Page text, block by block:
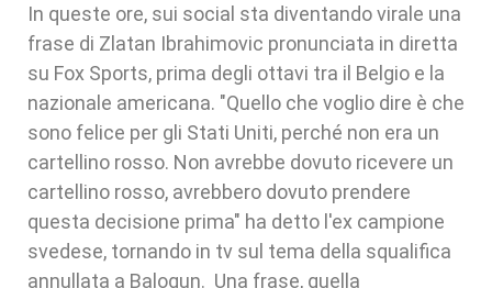
In queste ore, sui social sta diventando virale una
frase di Zlatan Ibrahimovic pronunciata in diretta
su Fox Sports, prima degli ottavi tra il Belgio e la
nazionale americana. "Quello che voglio dire è che
sono felice per gli Stati Uniti, perché non era un
cartellino rosso. Non avrebbe dovuto ricevere un
cartellino rosso, avrebbero dovuto prendere
questa decisione prima" ha detto l'ex campione
svedese, tornando in tv sul tema della squalifica
annullata a Balogun. Una frase, quella